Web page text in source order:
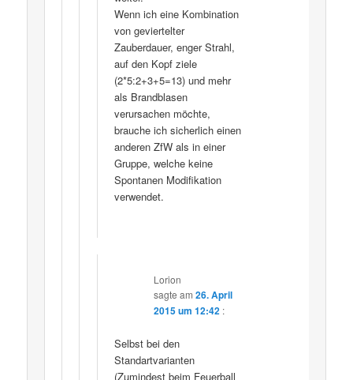
Wenn ich eine Kombination
von geviertelter
Zauberdauer, enger Strahl,
auf den Kopf ziele
(2*5:2+3+5=13) und mehr
als Brandblasen
verursachen möchte,
brauche ich sicherlich einen
anderen ZfW als in einer
Gruppe, welche keine
Spontanen Modifikation
verwendet.
Lorion
sagte am 26. April
2015 um 12:42 :
Selbst bei den
Standartvarianten
(Zumindest beim Feuerball